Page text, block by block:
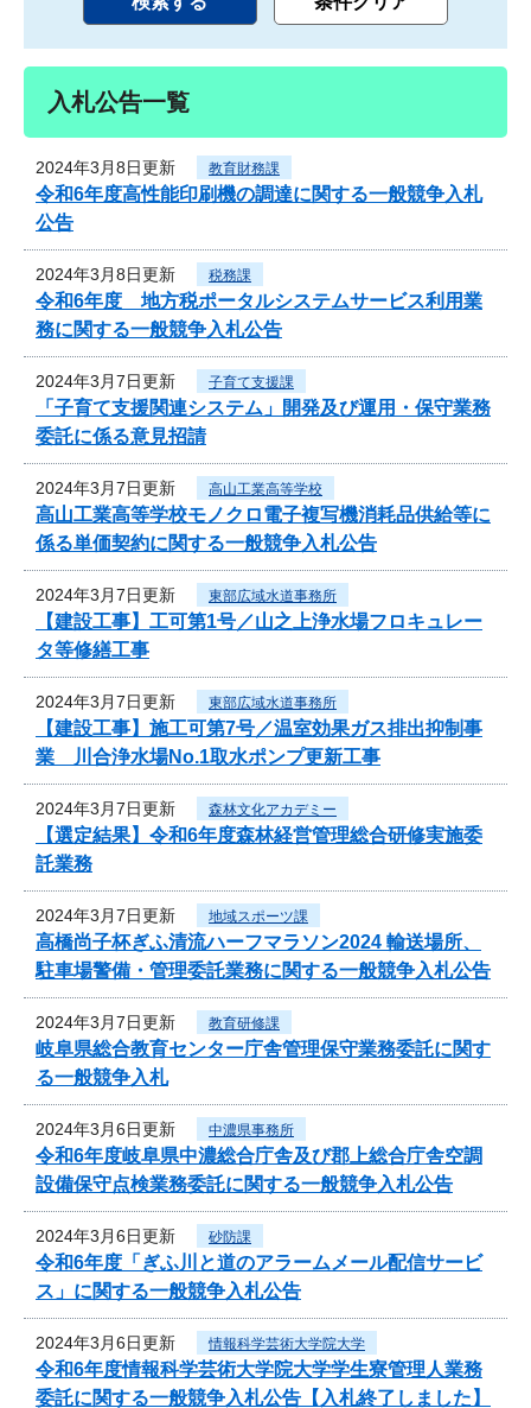
入札公告一覧
2024年3月8日更新 教育財務課
令和6年度高性能印刷機の調達に関する一般競争入札
公告
2024年3月8日更新 税務課
令和6年度 地方税ポータルシステムサービス利用業
務に関する一般競争入札公告
2024年3月7日更新 子育て支援課
「子育て支援関連システム」開発及び運用・保守業務
委託に係る意見招請
2024年3月7日更新 高山工業高等学校
高山工業高等学校モノクロ電子複写機消耗品供給等に
係る単価契約に関する一般競争入札公告
2024年3月7日更新 東部広域水道事務所
【建設工事】工可第1号／山之上浄水場フロキュレー
タ等修繕工事
2024年3月7日更新 東部広域水道事務所
【建設工事】施工可第7号／温室効果ガス排出抑制事
業 川合浄水場No.1取水ポンプ更新工事
2024年3月7日更新 森林文化アカデミー
【選定結果】令和6年度森林経営管理総合研修実施委
託業務
2024年3月7日更新 地域スポーツ課
高橋尚子杯ぎふ清流ハーフマラソン2024 輸送場所、
駐車場警備・管理委託業務に関する一般競争入札公告
2024年3月7日更新 教育研修課
岐阜県総合教育センター庁舎管理保守業務委託に関す
る一般競争入札
2024年3月6日更新 中濃県事務所
令和6年度岐阜県中濃総合庁舎及び郡上総合庁舎空調
設備保守点検業務委託に関する一般競争入札公告
2024年3月6日更新 砂防課
令和6年度「ぎふ川と道のアラームメール配信サービ
ス」に関する一般競争入札公告
2024年3月6日更新 情報科学芸術大学院大学
令和6年度情報科学芸術大学院大学学生寮管理人業務
委託に関する一般競争入札公告【入札終了しました】